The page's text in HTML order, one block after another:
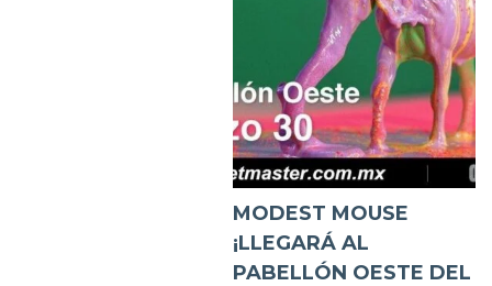
MODEST MOUSE
¡LLEGARÁ AL
PABELLÓN OESTE DEL